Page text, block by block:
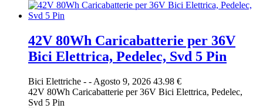
42V 80Wh Caricabatterie per 36V
Bici Elettrica, Pedelec, Svd 5 Pin
Bici Elettriche - - Agosto 9, 2026 43.98 €
42V 80Wh Caricabatterie per 36V Bici Elettrica, Pedelec,
Svd 5 Pin